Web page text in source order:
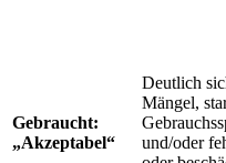
Gebraucht:
„Akzeptabel“
Deutlich
Mängel,
und/oder